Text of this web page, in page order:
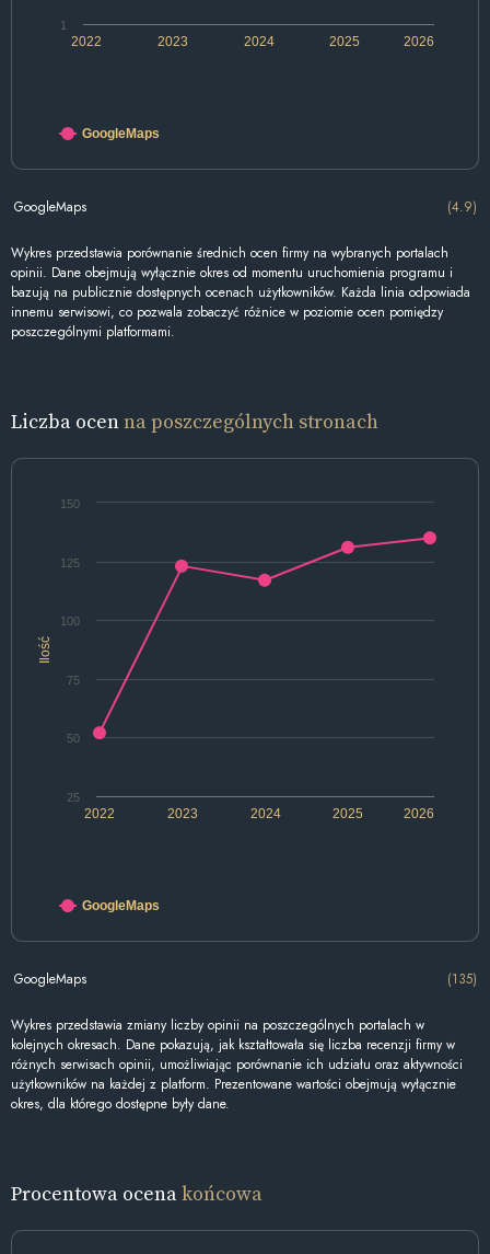
2022 2024 2026
2023 2025
1
GoogleMaps
GoogleMaps (4.9)
Wykres przedstawia porównanie średnich ocen firmy na wybranych portalach
opinii. Dane obejmują wyłącznie okres od momentu uruchomienia programu i
bazują na publicznie dostępnych ocenach użytkowników. Każda linia odpowiada
innemu serwisowi, co pozwala zobaczyć różnice w poziomie ocen pomiędzy
poszczególnymi platformami.
Liczba ocenna poszczególnych stronach
Ilość
2022 2024 2026
2023 2025
100
25
50
75
125
150
GoogleMaps
GoogleMaps (135)
Wykres przedstawia zmiany liczby opinii na poszczególnych portalach w
kolejnych okresach. Dane pokazują, jak kształtowała się liczba recenzji firmy w
różnych serwisach opinii, umożliwiając porównanie ich udziału oraz aktywności
użytkowników na każdej z platform. Prezentowane wartości obejmują wyłącznie
okres, dla którego dostępne były dane.
Procentowa ocenakońcowa